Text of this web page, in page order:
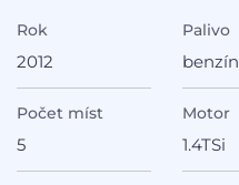
Rok
2012
Palivo
benzín
Počet míst
5
Motor
1.4TSi